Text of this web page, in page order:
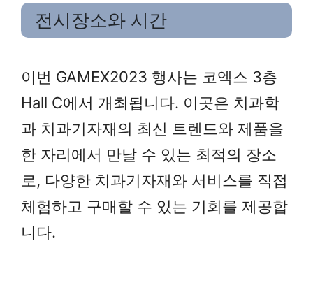
전시장소와 시간
이번 GAMEX2023 행사는 코엑스 3층
Hall C에서 개최됩니다. 이곳은 치과학
과 치과기자재의 최신 트렌드와 제품을
한 자리에서 만날 수 있는 최적의 장소
로, 다양한 치과기자재와 서비스를 직접
체험하고 구매할 수 있는 기회를 제공합
니다.